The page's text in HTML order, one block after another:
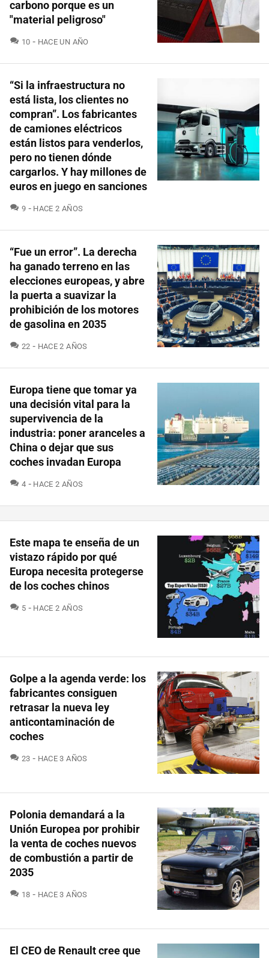
carbono porque es un
"material peligroso"
10 COMENTARIOS
HACE UN AÑO
“Si la infraestructura no
está lista, los clientes no
compran”. Los fabricantes
de camiones eléctricos
están listos para venderlos,
pero no tienen dónde
cargarlos. Y hay millones de
euros en juego en sanciones
9 COMENTARIOS
HACE 2 AÑOS
“Fue un error”. La derecha
ha ganado terreno en las
elecciones europeas, y abre
la puerta a suavizar la
prohibición de los motores
de gasolina en 2035
22 COMENTARIOS
HACE 2 AÑOS
Europa tiene que tomar ya
una decisión vital para la
supervivencia de la
industria: poner aranceles a
China o dejar que sus
coches invadan Europa
4 COMENTARIOS
HACE 2 AÑOS
Este mapa te enseña de un
vistazo rápido por qué
Europa necesita protegerse
de los coches chinos
5 COMENTARIOS
HACE 2 AÑOS
Golpe a la agenda verde: los
fabricantes consiguen
retrasar la nueva ley
anticontaminación de
coches
23 COMENTARIOS
HACE 3 AÑOS
Polonia demandará a la
Unión Europea por prohibir
la venta de coches nuevos
de combustión a partir de
2035
18 COMENTARIOS
HACE 3 AÑOS
El CEO de Renault cree que